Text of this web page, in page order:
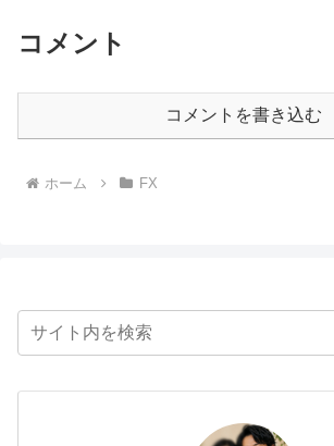
コメント
コメントを書き込む
ホーム FX